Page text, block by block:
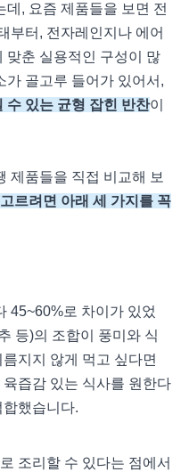
, 요즘 제품들을 보면 전
부터, 전자레인지나 에어
맞춘 실용적인 구성이 많
가 골고루 들어가 있어서,
수 있는 균형 잡힌 반찬이
제품들을 직접 비교해 보
르려면 아래 세 가지를 꼭
45~60%로 차이가 있었
등)의 조합이 풍미와 식
지지 않게 먹고 싶다면
즙감 있는 식사를 원한다
했습니다.
조리할 수 있다는 점에서